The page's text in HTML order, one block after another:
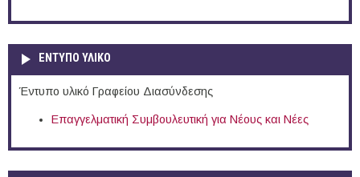
ΕΝΤΥΠΟ ΥΛΙΚΟ
Έντυπο υλικό Γραφείου Διασύνδεσης
Επαγγελματική Συμβουλευτική για Νέους και Νέες